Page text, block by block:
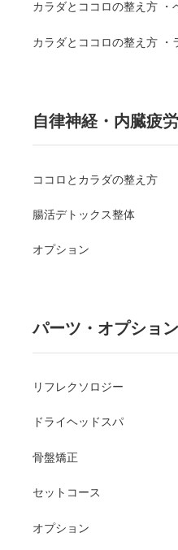
カラダとココロの整え方 ・
カラダとココロの整え方 ・
自律神経・内臓疲
ココロとカラダの整え方
腸活デトックス整体
オプション
パーツ・オプション
リフレクソロジー
ドライヘッドスパ
骨盤矯正
セットコース
オプション